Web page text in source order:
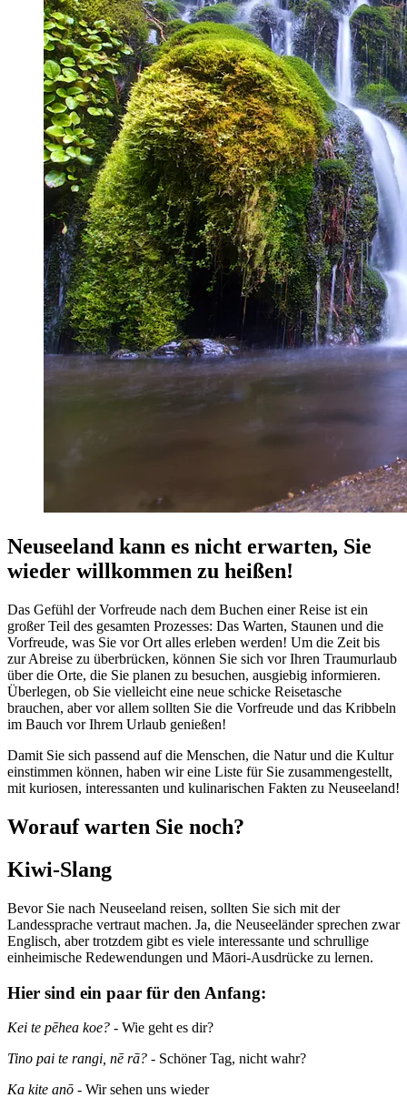
Neuseeland kann es nicht erwarten, Sie
wieder willkommen zu heißen!
Das Gefühl der Vorfreude nach dem Buchen einer Reise ist ein
großer Teil des gesamten Prozesses: Das Warten, Staunen und die
Vorfreude, was Sie vor Ort alles erleben werden! Um die Zeit bis
zur Abreise zu überbrücken, können Sie sich vor Ihren Traumurlaub
über die Orte, die Sie planen zu besuchen, ausgiebig informieren.
Überlegen, ob Sie vielleicht eine neue schicke Reisetasche
brauchen, aber vor allem sollten Sie die Vorfreude und das Kribbeln
im Bauch vor Ihrem Urlaub genießen!
Damit Sie sich passend auf die Menschen, die Natur und die Kultur
einstimmen können, haben wir eine Liste für Sie zusammengestellt,
mit kuriosen, interessanten und kulinarischen Fakten zu Neuseeland!
Worauf warten Sie noch?
Kiwi-Slang
Bevor Sie nach Neuseeland reisen, sollten Sie sich mit der
Landessprache vertraut machen. Ja, die Neuseeländer sprechen zwar
Englisch, aber trotzdem gibt es viele interessante und schrullige
einheimische Redewendungen und Māori-Ausdrücke zu lernen.
Hier sind ein paar für den Anfang:
Kei te pēhea koe? - Wie geht es dir?
Tino pai te rangi, nē rā? - Schöner Tag, nicht wahr?
Ka kite anō - Wir sehen uns wieder